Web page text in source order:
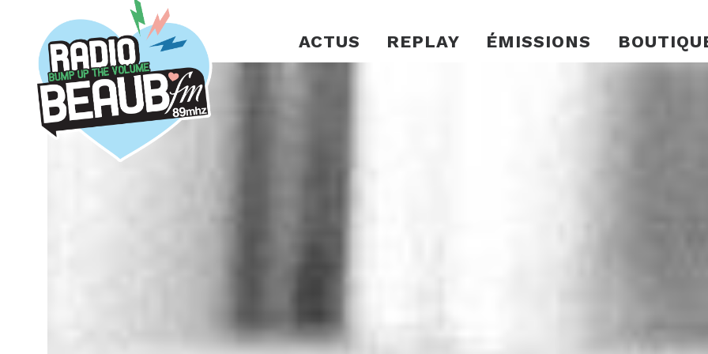
Panneau de gestion des cookies
ACTUS REPLAY ÉMISSIONS